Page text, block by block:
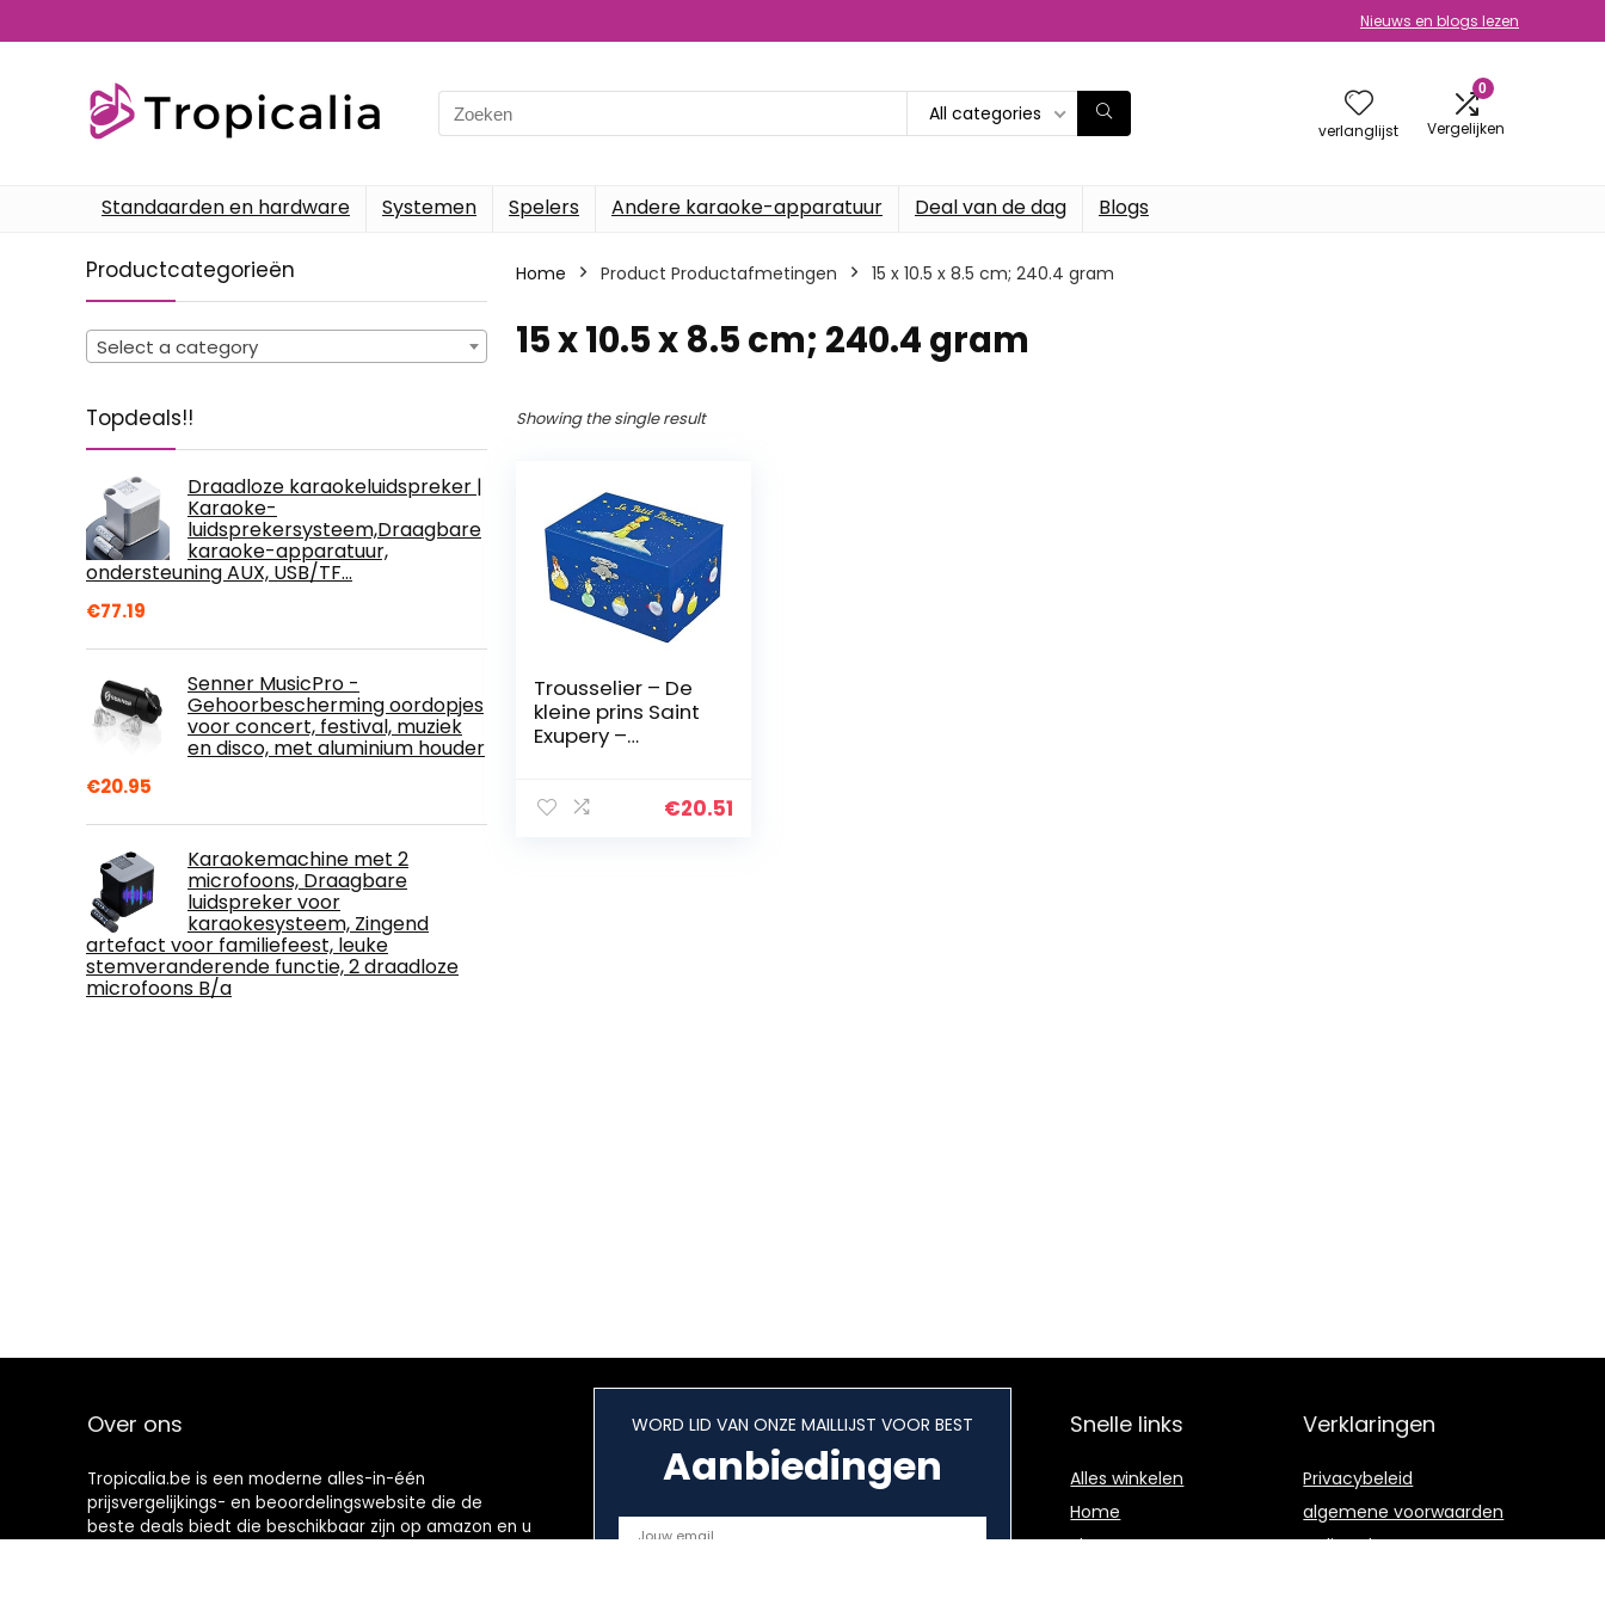
Nieuws en blogs lezen
Search
for:
All categories
verlanglijst
0
Vergelijken
Standaarden en hardware Systemen Spelers Andere karaoke-apparatuur Deal van de dag Blogs
Productcategorieën
Select a category
Topdeals!!
Draadloze karaokeluidspreker |
Karaoke-
luidsprekersysteem,Draagbare
karaoke-apparatuur,
ondersteuning AUX, USB/TF…
€77.19
Senner MusicPro -
Gehoorbescherming oordopjes
voor concert, festival, muziek
en disco, met aluminium houder
€20.95
Karaokemachine met 2
microfoons, Draagbare
luidspreker voor
karaokesysteem, Zingend
artefact voor familiefeest, leuke
stemveranderende functie, 2 draadloze
microfoons B/a
Home Product Productafmetingen ‎15 x 10.5 x 8.5 cm; 240.4 gram
‎15 x 10.5 x 8.5 cm; 240.4 gram
Showing the single result
Trousselier – De
kleine prins Saint
Exupery –
ideaal
€20.51
Over ons
Tropicalia.be is een moderne alles-in-één
prijsvergelijkings- en beoordelingswebsite die de
beste deals biedt die beschikbaar zijn op amazon en u
WORD LID VAN ONZE MAILLIJST VOOR BEST
Aanbiedingen
Snelle links
Alles winkelen
Home
Blogs
Verklaringen
Privacybeleid
algemene voorwaarden
Gelieerde